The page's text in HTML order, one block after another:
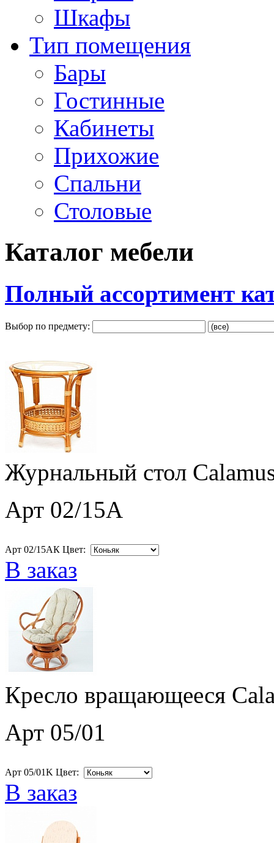
Шкафы
Тип помещения
Бары
Гостинные
Кабинеты
Прихожие
Спальни
Столовые
Каталог мебели
Полный ассортимент
Выбор по предмету:
Журнальный стол
Арт 02/15A
Арт 02/15AК Цвет:
В заказ
Кресло вращающееся
Арт 05/01
Арт 05/01K Цвет:
В заказ